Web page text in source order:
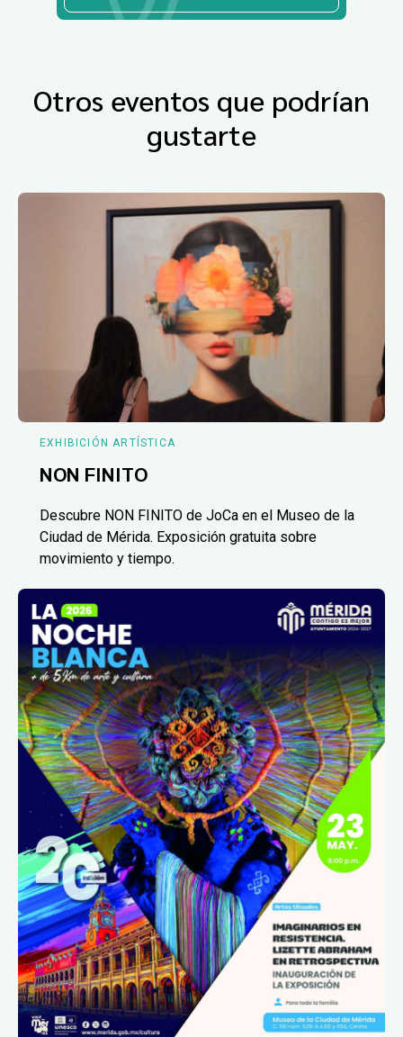
Otros eventos que podrían
gustarte
EXHIBICIÓN ARTÍSTICA
NON FINITO
Descubre NON FINITO de JoCa en el Museo de la
Ciudad de Mérida. Exposición gratuita sobre
movimiento y tiempo.